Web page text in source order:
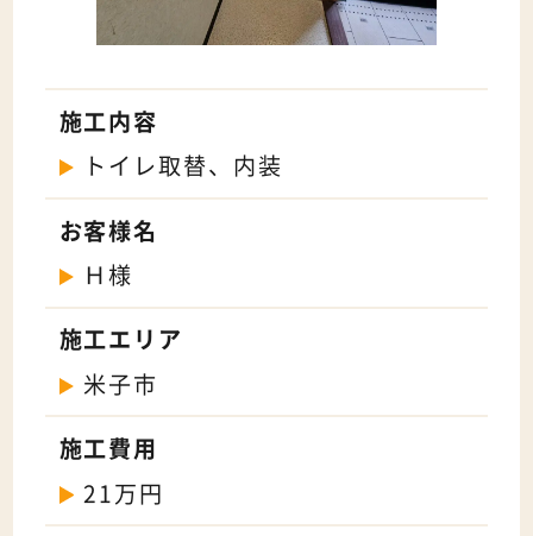
施工内容
トイレ取替、内装
お客様名
Ｈ様
施工エリア
米子市
施工費用
21万円